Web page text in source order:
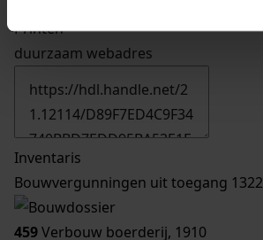
Printen
duurzaam webadres
Inventaris
Bouwvergunningen uit toegang 1322
459Verbouw boerderij, 1910